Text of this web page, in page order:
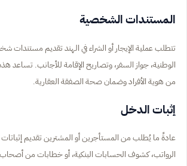
المستندات الشخصية
تتطلب عملية الإيجار أو الشراء في الهند تقديم مستندات
الوطنية، جواز السفر، وتصاريح الإقامة للأجانب. تساعد
من هوية الأفراد وضمان صحة الصفقة العقارية.
إثبات الدخل
عادةً ما يُطلب من المستأجرين أو المشترين تقديم
الرواتب، كشوف الحسابات البنكية، أو خطابات من